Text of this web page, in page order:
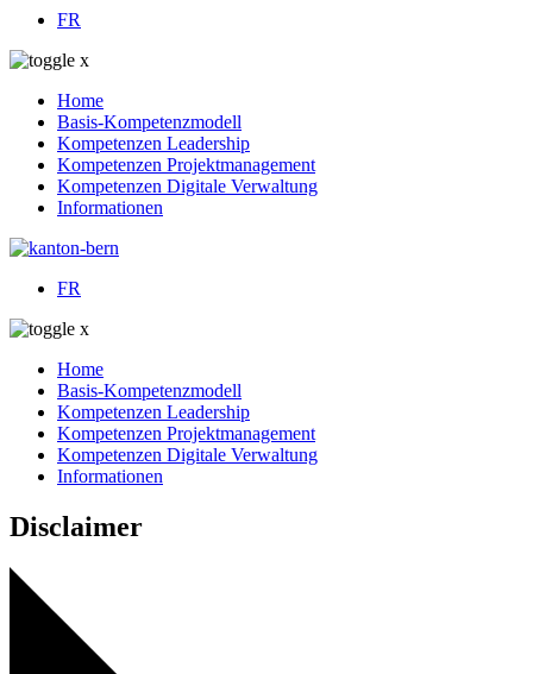
FR
Home
Basis-Kompetenzmodell
Kompetenzen Leadership
Kompetenzen Projektmanagement
Kompetenzen Digitale Verwaltung
Informationen
FR
Home
Basis-Kompetenzmodell
Kompetenzen Leadership
Kompetenzen Projektmanagement
Kompetenzen Digitale Verwaltung
Informationen
Disclaimer